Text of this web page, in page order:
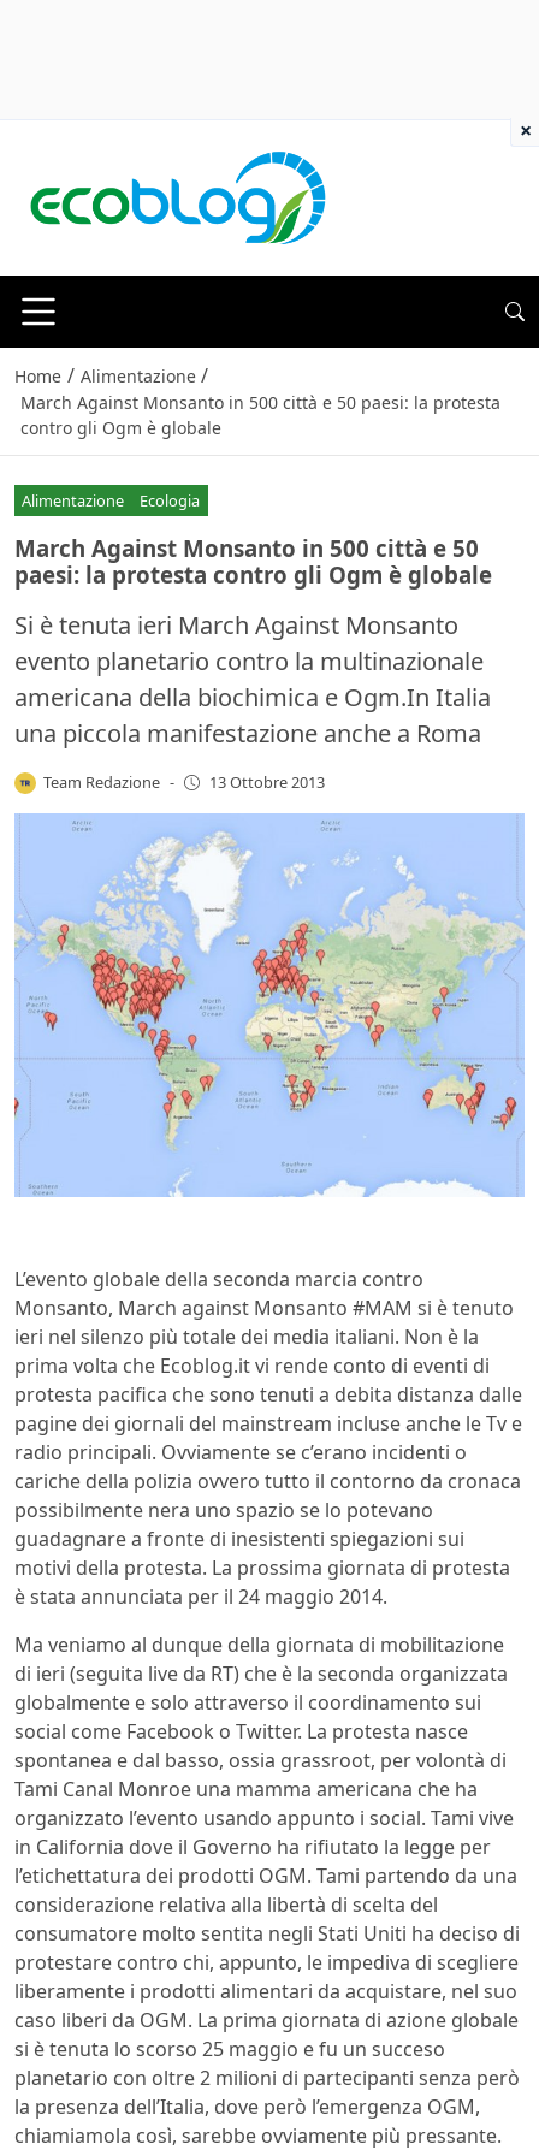
Home / Alimentazione /
March Against Monsanto in 500 città e 50 paesi: la protesta
contro gli Ogm è globale
Alimentazione Ecologia
March Against Monsanto in 500 città e 50
paesi: la protesta contro gli Ogm è globale
Si è tenuta ieri March Against Monsanto
evento planetario contro la multinazionale
americana della biochimica e Ogm.In Italia
una piccola manifestazione anche a Roma
Team Redazione - 13 Ottobre 2013
L’evento globale della seconda marcia contro
Monsanto, March against Monsanto #MAM si è tenuto
ieri nel silenzo più totale dei media italiani. Non è la
prima volta che Ecoblog.it vi rende conto di eventi di
protesta pacifica che sono tenuti a debita distanza dalle
pagine dei giornali del mainstream incluse anche le Tv e
radio principali. Ovviamente se c’erano incidenti o
cariche della polizia ovvero tutto il contorno da cronaca
possibilmente nera uno spazio se lo potevano
guadagnare a fronte di inesistenti spiegazioni sui
motivi della protesta. La prossima giornata di protesta
è stata annunciata per il 24 maggio 2014.
Ma veniamo al dunque della giornata di mobilitazione
di ieri (seguita live da RT) che è la seconda organizzata
globalmente e solo attraverso il coordinamento sui
social come Facebook o Twitter. La protesta nasce
spontanea e dal basso, ossia grassroot, per volontà di
Tami Canal Monroe una mamma americana che ha
organizzato l’evento usando appunto i social. Tami vive
in California dove il Governo ha rifiutato la legge per
l’etichettatura dei prodotti OGM. Tami partendo da una
considerazione relativa alla libertà di scelta del
consumatore molto sentita negli Stati Uniti ha deciso di
protestare contro chi, appunto, le impediva di scegliere
liberamente i prodotti alimentari da acquistare, nel suo
caso liberi da OGM. La prima giornata di azione globale
si è tenuta lo scorso 25 maggio e fu un succeso
planetario con oltre 2 milioni di partecipanti senza però
la presenza dell’Italia, dove però l’emergenza OGM,
chiamiamola così, sarebbe ovviamente più pressante.
×